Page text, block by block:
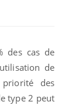
des cas de
de
des
type 2 peut